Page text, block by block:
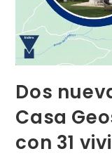
Dos
Casa
con 31